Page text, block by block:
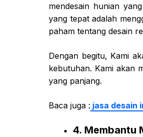
mendesain hunian
yang tepat adalah
paham tentang desain
Dengan begitu, Kami
kebutuhan. Kami akan
yang panjang.
Baca juga : jasa desain
4. Membantu